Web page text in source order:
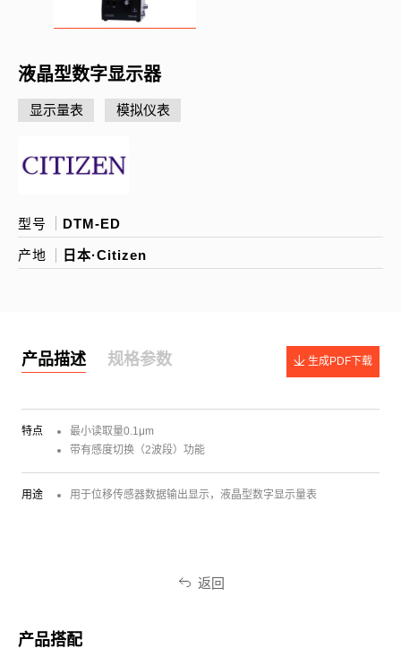
液晶型数字显示器
显示量表 模拟仪表
型号 DTM-ED
产地 日本·Citizen
产品描述 规格参数 生成PDF下载
特点
最小读取量0.1μm
带有感度切换（2波段）功能
用途 用于位移传感器数据输出显示，液晶型数字显示量表
返回
产品搭配